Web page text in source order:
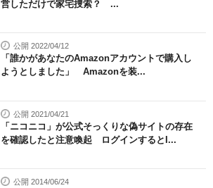
営しただけで家宅捜索？ ...
公開 2022/04/12
「誰かがあなたのAmazonアカウントで購入し
ようとしました」 Amazonを装...
公開 2021/04/21
「ニコニコ」が公式そっくりな偽サイトの存在
を確認したと注意喚起 ログインするとI...
公開 2014/06/24